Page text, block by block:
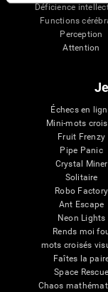
Déficience
Functions
Perception
Attention
Échecs en
Mini-mots
Fruit Frenzy
Pipe Panic
Crystal Miner
Solitaire
Robo Factory
Ant Escape
Neon Lights
Rends moi
mots croisés
Faîtes la
Space Rescue
Chaos